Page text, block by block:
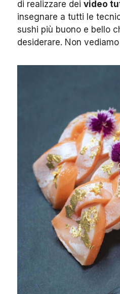
di realizzare dei video
insegnare a tutti le
sushi più buono e bello
desiderare. Non vediamo